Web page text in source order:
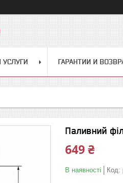
ГАРАНТИИ И
Паливний
649 ₴
В наявності Код: